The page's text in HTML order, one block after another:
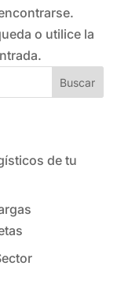
o utilice la
Buscar
de tu